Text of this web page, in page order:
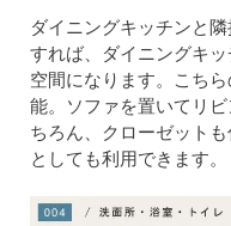
ダイニングキッチンと
すれば、ダイニングキ
空間になります。こち
能。ソファを置いてリ
ちろん、クローゼット
としても利用できます。